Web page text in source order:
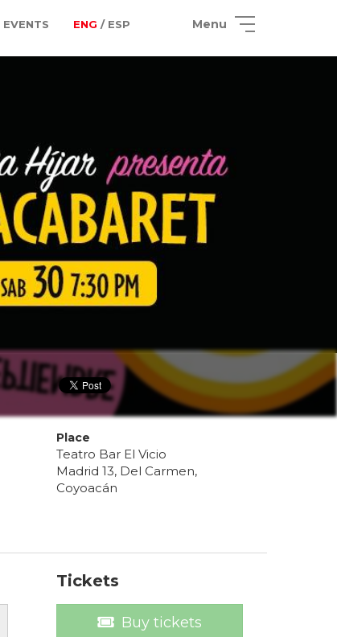
EVENTS ENG / ESP Menu
Place
Teatro Bar El Vicio
Madrid 13, Del Carmen,
Coyoacán
Tickets
Buy tickets